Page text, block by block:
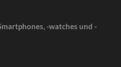
-watches und -